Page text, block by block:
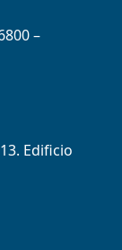
–
Edificio